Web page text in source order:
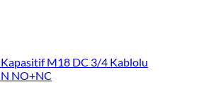
M18 DC 3/4 Kablolu
NO+NC